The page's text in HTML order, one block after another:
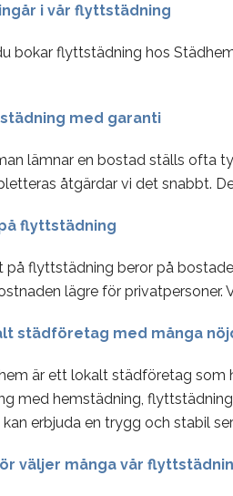
i vår flyttstädning
bokar flyttstädning hos
med garanti
lämnar en bostad ställs ofta
åtgärdar vi det snabbt.
flyttstädning
på flyttstädning beror på
lägre för
städföretag med många
är ett lokalt städföretag som
med hemstädning,
erbjuda en trygg och stabil
väljer många vår